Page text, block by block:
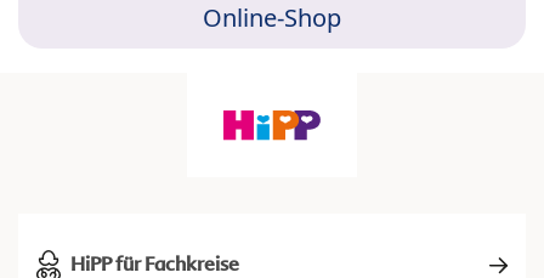
Online-Shop
HiPP für Fachkreise